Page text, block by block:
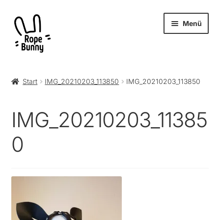
Zur
Navigation
springen
Zum
Inhalt
springen
Menü
öffnen
Museum
Journal
Start IMG_20210203_113850 IMG_20210203_113850
IMG_20210203_11385
0